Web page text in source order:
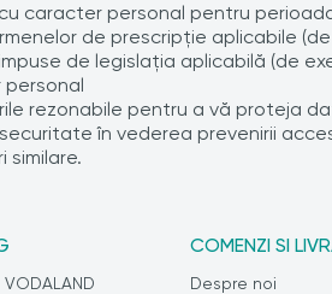
caracter personal pentru
de prescripţie aplicabile
de legislaţia aplicabilă (de
rezonabile pentru a vă proteja
în vederea prevenirii
similare.
VODALAND
COMENZI SI
Despre noi